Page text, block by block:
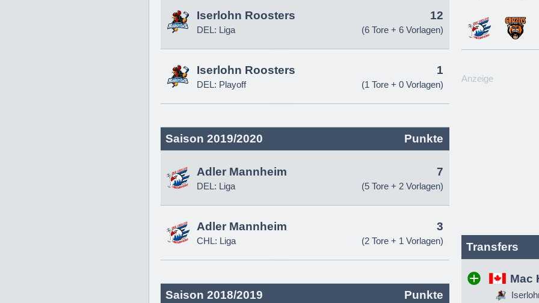
Iserlohn Roosters
DEL: Liga
12
(6 Tore + 6 Vorlagen)
Iserlohn Roosters
DEL: Playoff
1
(1 Tore + 0 Vorlagen)
Saison 2019/2020 Punkte
Adler Mannheim
DEL: Liga
7
(5 Tore + 2 Vorlagen)
Adler Mannheim
CHL: Liga
3
(2 Tore + 1 Vorlagen)
Saison 2018/2019 Punkte
Anzeige
Transfers
Mac